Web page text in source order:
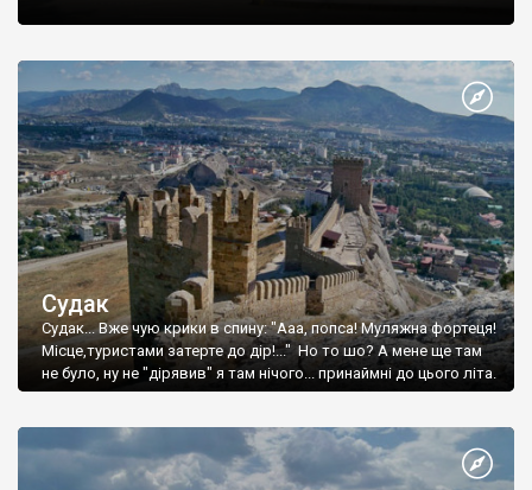
Судак
Судак... Вже чую крики в спину: "Ааа, попса! Муляжна фортеця!
Місце,туристами затерте до дір!..." Но то шо? А мене ще там
не було, ну не "дірявив" я там нічого... принаймні до цього літа.